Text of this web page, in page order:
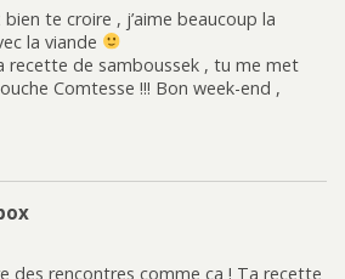
te croire , j’aime beaucoup la
la viande
recette de samboussek , tu me met
Comtesse !!! Bon week-end ,
des rencontres comme ça ! Ta recette